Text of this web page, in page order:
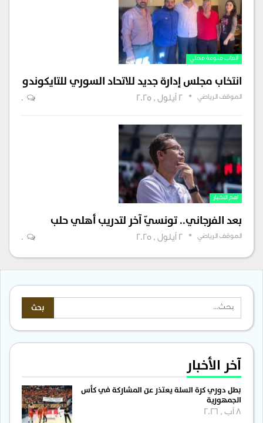
ألعاب منوعة محلي
انتخاب مجلس إدارة جديد للاتحاد السوري للتايكوندو
الموقف الرياضي 0
اهم الاخبار
بعد الفرجاني.. تونسيّ آخر لتدريب أهلي حلب
الموقف الرياضي 0
آخر الأخبار
بطل دوري كرة السلة يعتذر عن المشاركة في كأس
الجمهورية